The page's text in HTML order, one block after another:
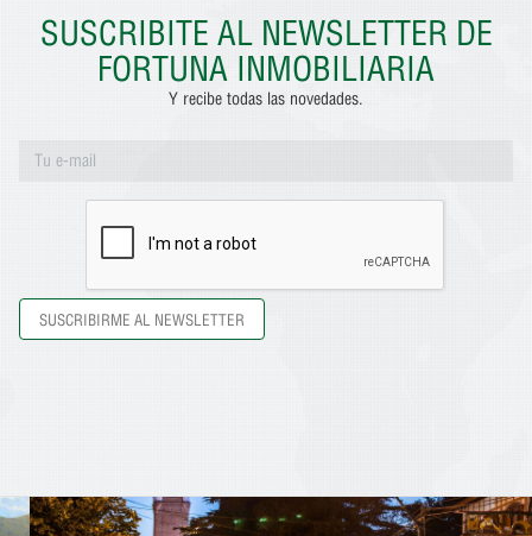
SUSCRIBITE AL NEWSLETTER DE
FORTUNA INMOBILIARIA
Y recibe todas las novedades.